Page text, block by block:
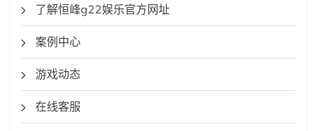
了解恒峰g22娱乐官方网址
案例中心
游戏动态
在线客服